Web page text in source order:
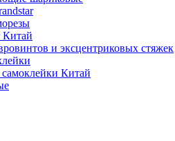
Китай
и эксцентриковых стяжек
Китай